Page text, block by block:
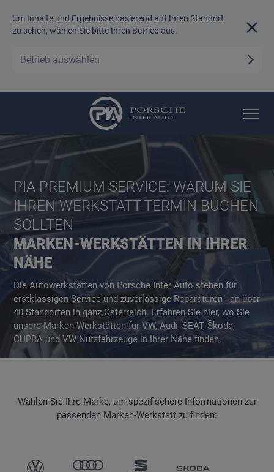
Um Inhalte und Ergebnisse basierend auf Ihren Standort
zu sehen, wählen Sie bitte Ihren Betrieb aus.
Betrieb auswählen
PIA PREMIUM SERVICE: WARUM SIE
IHREN WERKSTATT-TERMIN BUCHEN
SOLLTEN
MARKEN-WERKSTÄTTEN IN IHRER
NÄHE
Die Autowerkstätten von Porsche Inter Auto stehen für
erstklassigen Service und zuverlässige Reparaturen - an über
40 Standorten in ganz Österreich. Erfahren Sie hier, wo Sie
unsere Marken-Werkstätten für VW, Audi, SEAT, Škoda,
CUPRA und VW Nutzfahrzeuge in Ihrer Nähe finden.
Wählen Sie Ihre Marke, um spezifischere Informationen zur
passenden Marken-Werkstatt zu finden: